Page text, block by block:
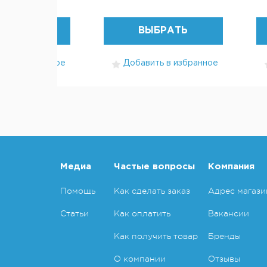
в избранное
ВЫБРАТЬ
Добавить в избранное
Медиа
Помощь
Статьи
Частые вопросы
Как сделать заказ
Как оплатить
Как получить товар
О компании
Компания
Адрес
Вакансии
Бренды
Отзывы